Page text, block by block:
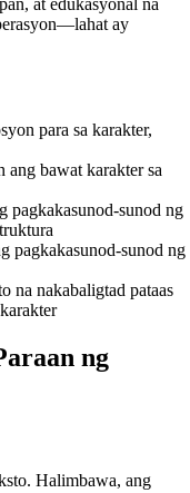
at edukasyonal na
ay
para sa karakter,
ang bawat karakter sa
pagkakasunod-sunod ng
pagkakasunod-sunod ng
na nakabaligtad pataas
ng
Halimbawa, ang